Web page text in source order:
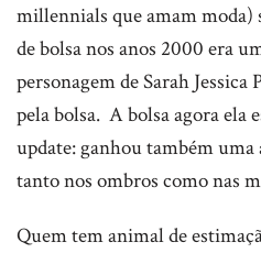
millennials que amam moda)
de bolsa nos anos 2000 era
personagem de Sarah Jessica
pela bolsa. A bolsa agora ela
update: ganhou também uma
tanto nos ombros como nas
Quem tem animal de